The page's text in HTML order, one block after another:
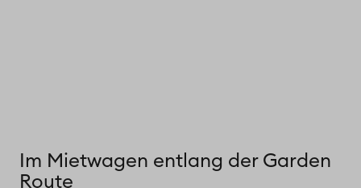
Im Mietwagen entlang der Garden
Route